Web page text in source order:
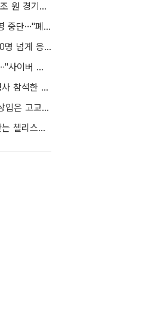
추미애 "국가직 소방 인건비 1조 원 경기도가 대납…재정개혁 시급"
울릉군 자유게시판 사실상 운영 중단…"폐쇄" vs "소통창구 지켜야"
'극한 폭염'에 어제 하루새 200명 넘게 응급실행…3명 사망
오픈AI, 차세대 AI 출시 연기…"사이버 공격 등 보안 위험"
강동중앙도서관 개관 1주년 행사 참석한 이수희 강동구청장 [포토]
'장윤기 사건' 피해자 돕다 부상입은 고교생 의상자 인정
강동중앙도서관에서 독주회 갖는 첼리스트 김규식 [포토]